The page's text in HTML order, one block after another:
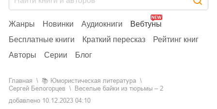
Жанры Новинки Аудиокниги
Вебтуны
Бесплатные книги
Краткий пересказ
Рейтинг книг
Авторы
Серии Блог
Главная 📚
юмористическая литература
Сергей Белогорцев
Веселые байки из тюрьмы – 2
добавлено 10.12.2023 04:10